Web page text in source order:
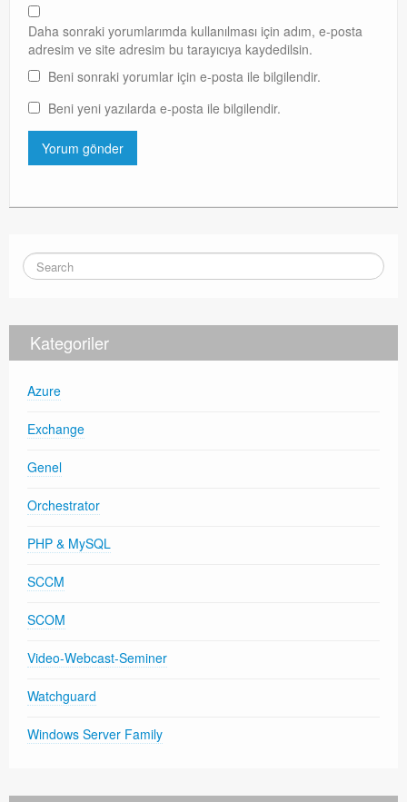
Daha sonraki yorumlarımda kullanılması için adım, e-posta
adresim ve site adresim bu tarayıcıya kaydedilsin.
Beni sonraki yorumlar için e-posta ile bilgilendir.
Beni yeni yazılarda e-posta ile bilgilendir.
Kategoriler
Azure
Exchange
Genel
Orchestrator
PHP & MySQL
SCCM
SCOM
Video-Webcast-Seminer
Watchguard
Windows Server Family